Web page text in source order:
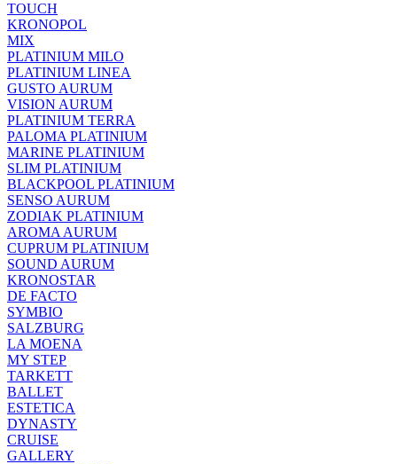
TOUCH
KRONOPOL
MIX
PLATINIUM MILO
PLATINIUM LINEA
GUSTO AURUM
VISION AURUM
PLATINIUM TERRA
PALOMA PLATINIUM
MARINE PLATINIUM
SLIM PLATINIUM
BLACKPOOL PLATINIUM
SENSO AURUM
ZODIAK PLATINIUM
AROMA AURUM
CUPRUM PLATINIUM
SOUND AURUM
KRONOSTAR
DE FACTO
SYMBIO
SALZBURG
LA MOENA
MY STEP
TARKETT
BALLET
ESTETICA
DYNASTY
CRUISE
GALLERY